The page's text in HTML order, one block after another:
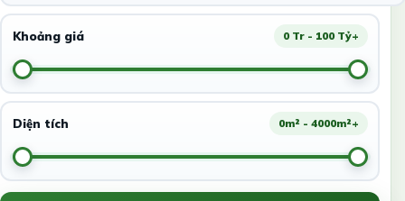
Khoảng giá 0 Tr - 100 Tỷ+
Diện tích 0m² - 4000m²+